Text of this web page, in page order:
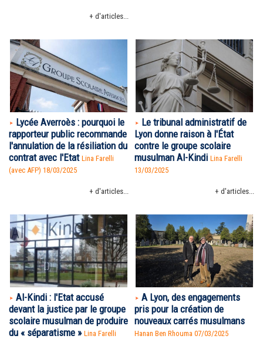
+ d'articles...
Lycée Averroès : pourquoi le
rapporteur public recommande
l'annulation de la résiliation du
contrat avec l'Etat Lina Farelli
(avec AFP) 18/03/2025
+ d'articles...
Le tribunal administratif de
Lyon donne raison à l'État
contre le groupe scolaire
musulman Al-Kindi Lina Farelli
13/03/2025
+ d'articles...
Al-Kindi : l'Etat accusé
devant la justice par le groupe
scolaire musulman de produire
du « séparatisme » Lina Farelli
A Lyon, des engagements
pris pour la création de
nouveaux carrés musulmans
Hanan Ben Rhouma 07/03/2025